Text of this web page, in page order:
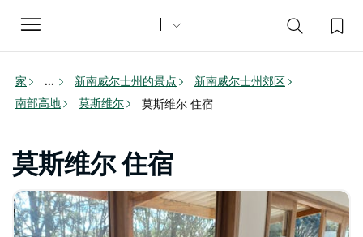
Toggle
navigation
家 ... 新南威尔士州的景点
新南威尔士州郊区
南部高地
莫斯维尔 莫斯维尔 住宿
莫斯维尔 住宿